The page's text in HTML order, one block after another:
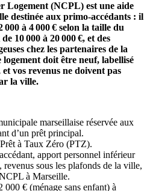
Logement (NCPL) est une aide
destinée aux primo-accédants : il
à 4 000 € selon la taille du
10 000 à 20 000 €, et des
chez les partenaires de la
doit être neuf, labellisé
vos revenus ne doivent pas
la ville.
marseillaise réservée aux
d’un prêt principal.
à Taux Zéro (PTZ).
apport personnel inférieur
sous les plafonds de la ville,
à Marseille.
€ (ménage sans enfant) à